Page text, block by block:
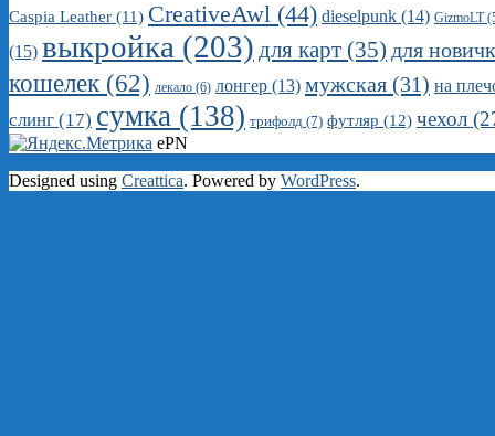
Caspia Leather (11) CreativeAwl (44) dieselpunk (14) GizmoLT
(15) выкройка (203) для карт (35) для
кошелек(62) лекало (6) лонгер (13) мужская (31) на
слинг (17) сумка (138) трифолд (7) футляр (12) чехол
ePN
Designed using Creattica. Powered by WordPress.